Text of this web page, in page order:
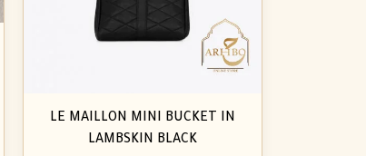
LE MAILLON MINI BUCKET IN
LAMBSKIN BLACK